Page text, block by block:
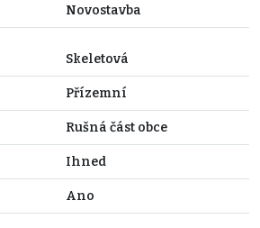
Novostavba
Skeletová
Přízemní
Rušná část obce
Ihned
Ano